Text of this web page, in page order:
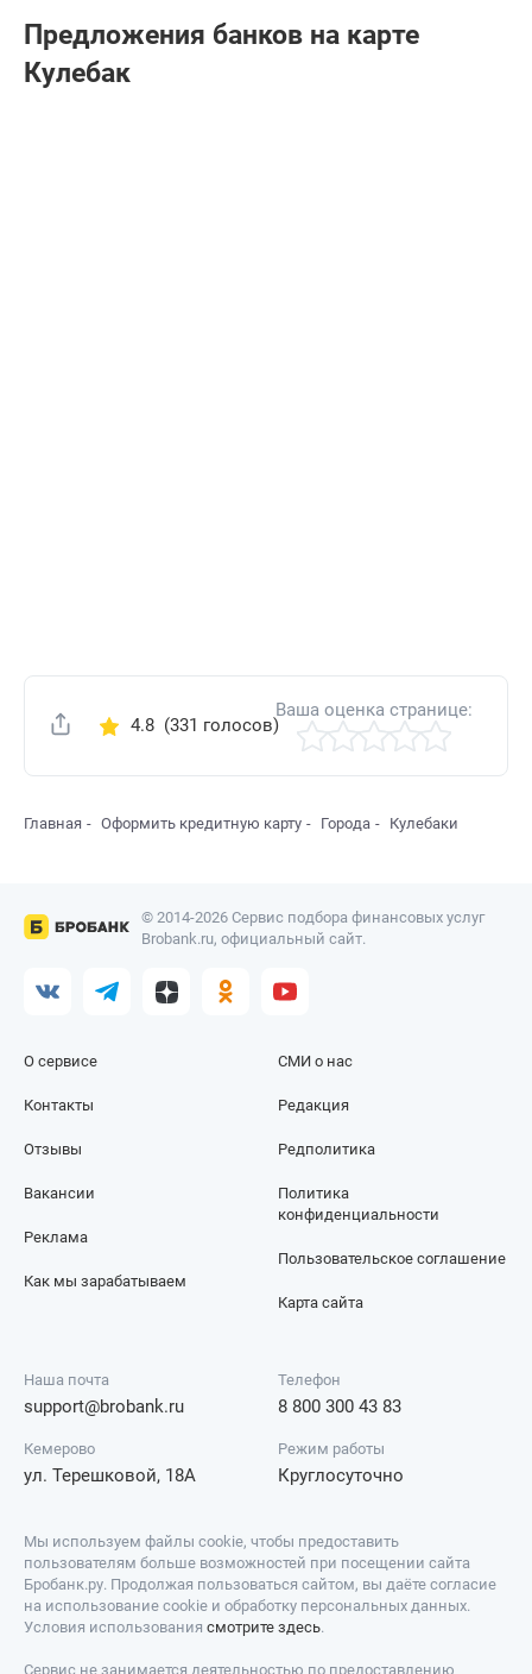
Предложения банков на карте
Кулебак
Поделиться
4.8(331 голосов)
Ваша оценка странице:
Главная Оформить кредитную карту Города Кулебаки
© 2014-2026 Сервис подбора финансовых услуг
Brobank.ru, официальный сайт.
О сервисе
Контакты
Отзывы
СМИ о нас
Редакция
Редполитика
Вакансии
Реклама
Как мы зарабатываем
Политика
конфиденциальности
Пользовательское соглашение
Карта сайта
Наша почта
support@brobank.ru
Телефон
8 800 300 43 83
Кемерово
ул. Терешковой, 18А
Режим работы
Круглосуточно
Мы используем файлы cookie, чтобы предоставить
пользователям больше возможностей при посещении сайта
Бробанк.ру. Продолжая пользоваться сайтом, вы даёте согласие
на использование cookie и обработку персональных данных.
Условия использования смотрите здесь.
Сервис не занимается деятельностью по предоставлению